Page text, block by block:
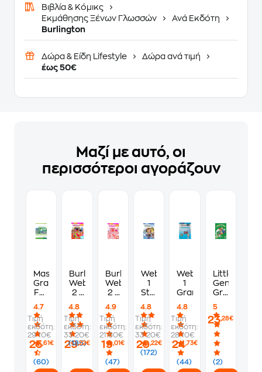
Βιβλία & Κόμικς
Εκμάθησης Ξένων Γλωσσών
Ανά Εκδότη
Burlington
Δώρα & Είδη Lifestyle
Δώρα ανά τιμή
έως 50€
Μαζί με αυτό, οι
περισσότεροι αγοράζουν
Mastering
Grammar
For
Greek
Edition
S
4.7
(60)
Τιμή
εκδότη:
29.10€
25,61€
Burlington
Webkids
2 -
Book
4.8
(185)
Τιμή
εκδότη:
33.20€
29,22€
Burlington
Webkids
2 -
4.9
(47)
Τιμή
εκδότη:
21.60€
19,01€
Webkids
1
Student'
Book
4.8
(172)
Τιμή
εκδότη:
33.20€
29,22€
Webkids
1
Grammar
4.8
(44)
Τιμή
εκδότη:
28.10€
24,73€
Little
Genius
Grammar
Primary
B
Student's
Book
without
Answer
Key
5
(2)
23,28€